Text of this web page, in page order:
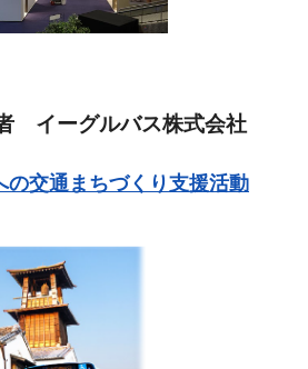
イーグルバス株式会社
の交通まちづくり支援活動